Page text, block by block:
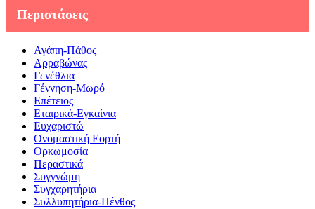
Περιστάσεις
Αγάπη-Πάθος
Αρραβώνας
Γενέθλια
Γέννηση-Μωρό
Επέτειος
Εταιρικά-Εγκαίνια
Ευχαριστώ
Ονομαστική Εορτή
Ορκωμοσία
Περαστικά
Συγγνώμη
Συγχαρητήρια
Συλλυπητήρια-Πένθος